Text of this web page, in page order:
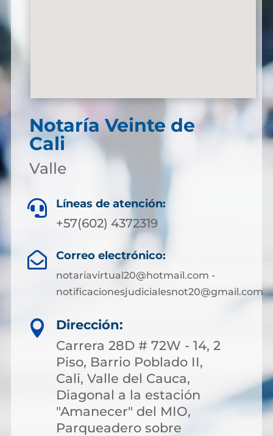
Notaría Veinte de
Cali
Valle
 Líneas de atención:
+57(602) 4372319
 Correo electrónico:
notariavirtual20@hotmail.com -
notificacionesjudicialesnot20@gmail.com

Dirección:
Carrera 28D # 72W - 14, 2
Piso, Barrio Poblado II,
Cali, Valle del Cauca,
Diagonal a la estación
"Amanecer" del MIO,
Parqueadero sobre